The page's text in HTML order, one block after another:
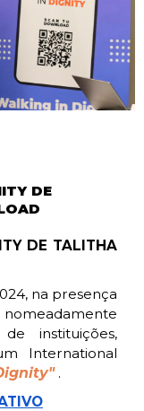
DE
DE TALITHA
na presença
instituições,
International
.